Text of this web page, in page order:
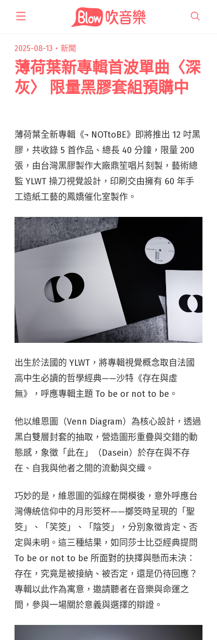
2025-08-13・ 新聞
薄荷葉新專輯首波單曲〈深
灰〉 限量黑膠套組預購中
薄荷葉全新專輯《¬ NOTtoBE》即將推出 12 吋黑
膠，共收錄 5 首作品、總長 40 分鐘，限量 200
張，由台灣黑膠製作大廠鼎笙唱片刻製，藝術總
監 YLWT 操刀視覺設計，印刷交由擁有 60 年手
工造紙工藝的鳳嬌催化室製作。
出生於法國的 YLWT，將專輯視覺概念取自法國
高中生必讀的哲學經典——沙特《存在與虛
無》，呼應專輯主題 To be or not to be。
他以維恩圖（Venn Diagram）為核心設計，透過
黑白雙層封套的抽取，營造圖形重疊與交錯的動
態感，象徵「此在」（Dasein）於存在與不存
在、自我與他者之間的流動與交織。
巧妙的是，維恩圖的弧線在開模後，意外呼應台
灣傳統信仰中的月形筊杯——擲筊時呈現的「聖
筊」、「笑筊」、「陰筊」，分別象徵肯定、否
定與未明。這三種結果，如同莎士比亞經典提問
To be or not to be 所面對的抉擇與懸而未決：
存在，究竟是被接納、被否定，還是仍待回應？
專輯以此作為寓意，邀請聽者在音樂與命運之
間，參與一場關於意義與選擇的辯證。